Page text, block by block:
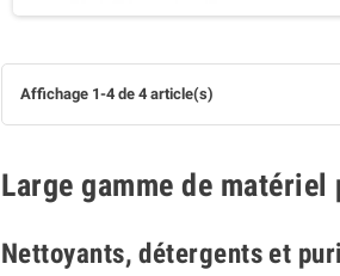
Affichage 1-4 de 4 article(s)
Large gamme de
Nettoyants, détergents et